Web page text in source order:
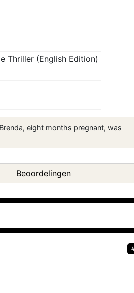
Thriller (English Edition)
eight months pregnant, was
Beoordelingen